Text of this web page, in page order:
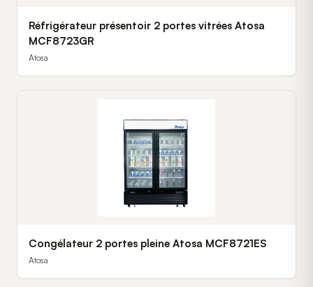
Réfrigérateur présentoir 2 portes vitrées Atosa
MCF8723GR
Atosa
Congélateur 2 portes pleine Atosa MCF8721ES
Atosa